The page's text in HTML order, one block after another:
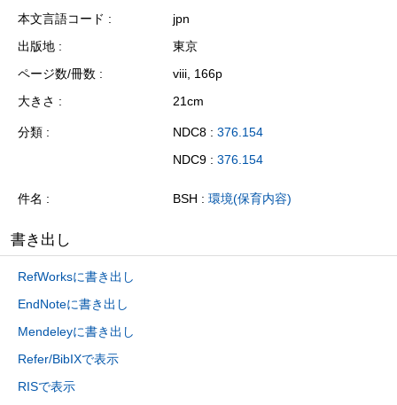
本文言語コード
jpn
出版地
東京
ページ数/冊数
viii, 166p
大きさ
21cm
分類 NDC8 : 376.154
NDC9 : 376.154
件名 BSH : 環境(保育内容)
書き出し
RefWorksに書き出し
EndNoteに書き出し
Mendeleyに書き出し
Refer/BibIXで表示
RISで表示